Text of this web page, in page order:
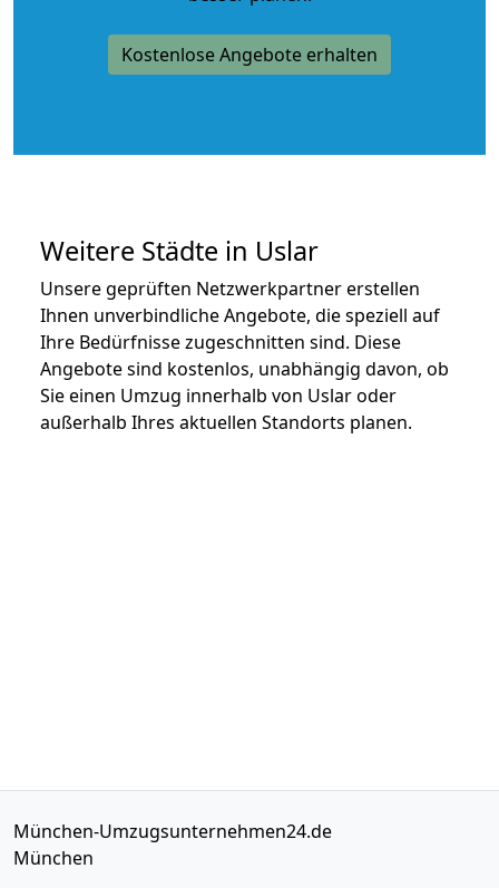
Kostenlose Angebote erhalten
Weitere Städte in Uslar
Unsere geprüften Netzwerkpartner erstellen
Ihnen unverbindliche Angebote, die speziell auf
Ihre Bedürfnisse zugeschnitten sind. Diese
Angebote sind kostenlos, unabhängig davon, ob
Sie einen Umzug innerhalb von Uslar oder
außerhalb Ihres aktuellen Standorts planen.
München-Umzugsunternehmen24.de
München